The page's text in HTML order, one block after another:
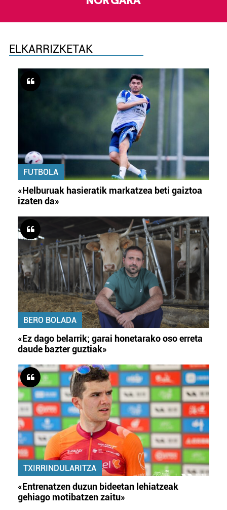
ELKARRIZKETAK
FUTBOLA
«Helburuak hasieratik markatzea beti gaiztoa
izaten da»
BERO BOLADA
«Ez dago belarrik; garai honetarako oso erreta
daude bazter guztiak»
TXIRRINDULARITZA
«Entrenatzen duzun bideetan lehiatzeak
gehiago motibatzen zaitu»